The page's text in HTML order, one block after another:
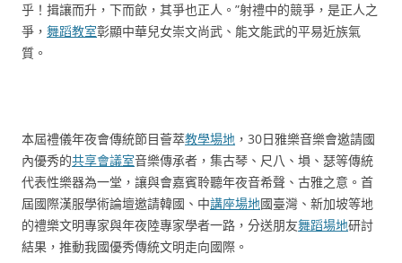
乎！揖讓而升，下而飲，其爭也正人。”射禮中的競爭，是正人之
爭， 舞蹈教室彰顯中華兒女崇文尚武、能文能武的平易近族氣
質。
本屆禮儀年夜會傳統節目薈萃教學場地 ，30日雅樂音樂會邀請國
內優秀的共享會議室音樂傳承者，集古琴、尺八、塤、瑟等傳統
代表性樂器為一堂，讓與會嘉賓聆聽年夜音希聲、古雅之意。首
屆國際漢服學術論壇邀請韓國、中講座場地國臺灣、新加坡等地
的禮樂文明專家與年夜陸專家學者一路，分送朋友舞蹈場地研討
結果，推動我國優秀傳統文明走向國際。